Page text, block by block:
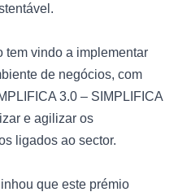
tem vindo a implementar
de negócios, com
3.0 – SIMPLIFICA
e agilizar os
ligados ao sector.
que este prémio